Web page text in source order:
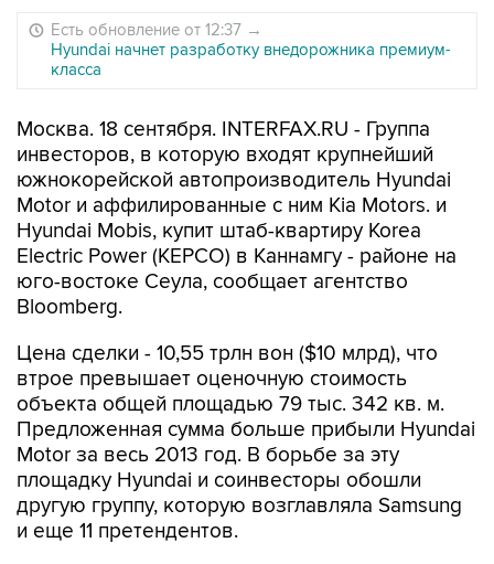
Есть обновление от 12:37 →
Hyundai начнет разработку внедорожника премиум-
класса
Москва. 18 сентября. INTERFAX.RU - Группа
инвесторов, в которую входят крупнейший
южнокорейской автопроизводитель Hyundai
Motor и аффилированные с ним Kia Motors. и
Hyundai Mobis, купит штаб-квартиру Korea
Electric Power (KEPCO) в Каннамгу - районе на
юго-востоке Сеула, сообщает агентство
Bloomberg.
Цена сделки - 10,55 трлн вон ($10 млрд), что
втрое превышает оценочную стоимость
объекта общей площадью 79 тыс. 342 кв. м.
Предложенная сумма больше прибыли Hyundai
Motor за весь 2013 год. В борьбе за эту
площадку Hyundai и соинвесторы обошли
другую группу, которую возглавляла Samsung
и еще 11 претендентов.